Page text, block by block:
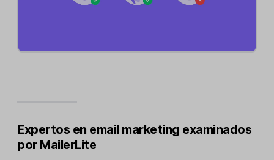
Expertos en email marketing examinados
por MailerLite